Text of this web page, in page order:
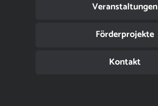
Veranstaltungen
Förderprojekte
Kontakt